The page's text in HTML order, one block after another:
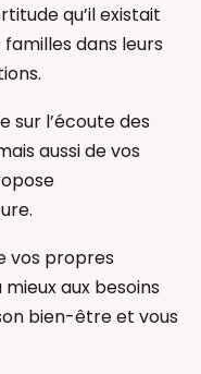
qu’il existait
dans leurs
sur l’écoute des
aussi de vos
vos propres
aux besoins
bien-être et vous